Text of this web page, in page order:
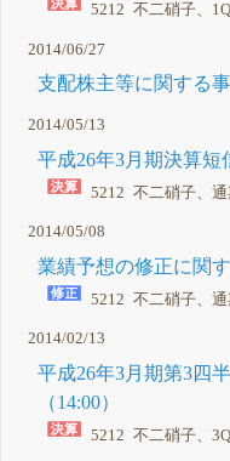
5212 不二硝子、
2014/06/27
支配株主等に関する
2014/05/13
平成26年3月期決算短
5212 不二硝子、
2014/05/08
業績予想の修正に関
5212 不二硝子、
2014/02/13
平成26年3月期第3四
（14:00）
5212 不二硝子、